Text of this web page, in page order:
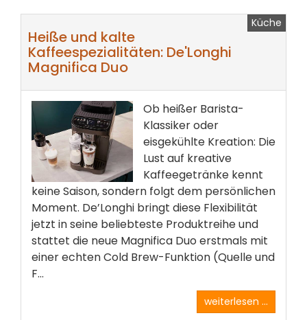
Küche
Heiße und kalte
Kaffeespezialitäten: De'Longhi
Magnifica Duo
Ob heißer Barista-
Klassiker oder
eisgekühlte Kreation: Die
Lust auf kreative
Kaffeegetränke kennt
keine Saison, sondern folgt dem persönlichen
Moment. De’Longhi bringt diese Flexibilität
jetzt in seine beliebteste Produktreihe und
stattet die neue Magnifica Duo erstmals mit
einer echten Cold Brew-Funktion (Quelle und
F...
weiterlesen ...